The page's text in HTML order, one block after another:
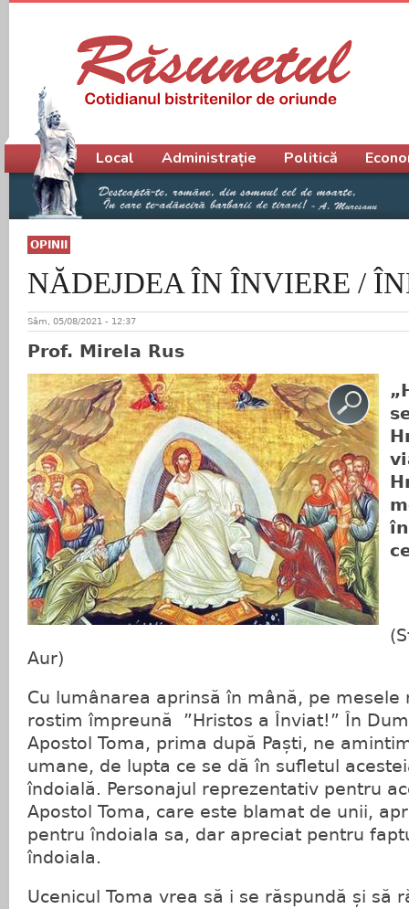
OPINII
NĂDEJDEA ÎN ÎNVIERE /
Sâm, 05/08/2021 - 12:37
Prof. Mirela Rus
Aur)
Cu lumânarea aprinsă în mână, pe mesele
rostim împreună ”Hristos a Înviat!” În
Apostol Toma, prima după Paști, ne
umane, de lupta ce se dă în sufletul
îndoială. Personajul reprezentativ pentru
Apostol Toma, care este blamat de unii,
pentru îndoiala sa, dar apreciat pentru
îndoiala.
Ucenicul Toma vrea să i se răspundă și să
Meniu principal
Local Administrație Politică